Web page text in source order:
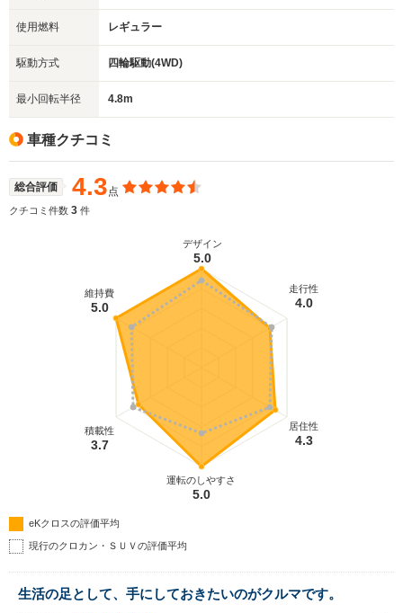
使用燃料 レギュラー
駆動方式 四輪駆動(4WD)
最小回転半径 4.8m
車種クチコミ
総合評価 4.3点
クチコミ件数 3 件
デザイン
5.0
走行性
4.0
居住性
4.3
運転のしやすさ
5.0
積載性
3.7
維持費
5.0
eKクロスの評価平均
現行のクロカン・ＳＵＶの評価平均
生活の足として、手にしておきたいのがクルマです。